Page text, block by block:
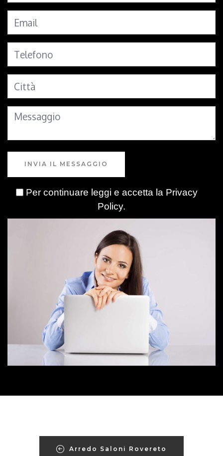
INVIA IL MESSAGGIO
Per continuare leggi e accetta la Privacy
Policy.
Arredo Saloni Rovereto